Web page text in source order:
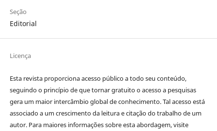
Seção
Editorial
Licença
Esta revista proporciona acesso público a todo seu conteúdo,
seguindo o princípio de que tornar gratuito o acesso a pesquisas
gera um maior intercâmbio global de conhecimento. Tal acesso está
associado a um crescimento da leitura e citação do trabalho de um
autor. Para maiores informações sobre esta abordagem, visite